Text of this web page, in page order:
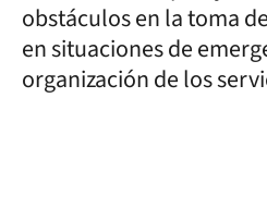
obstáculos en la toma
en situaciones de
organización de los